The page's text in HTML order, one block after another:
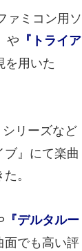
ァミコン用ソ
や 『トライア
を用いた
シリーズなど
』にて楽曲
。
『デルタルー
面でも高い評